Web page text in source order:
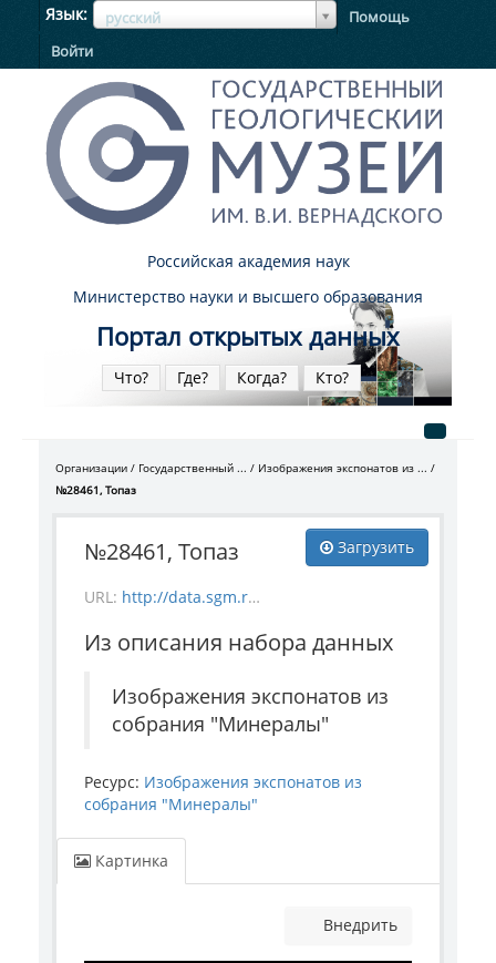
Язык русский
ЯзыкЯзык
Помощь
Войти
Российская академия наук
Министерство науки и высшего образования
Портал открытых данных
Что? Где? Когда? Кто?
Организации Государственный ...
Изображения экспонатов из ...
№28461, Топаз
Загрузить
№28461, Топаз
URL: http://data.sgm.ru/dataset/17744eed-27fa-4a9a-bc72-4e657fa570af/resource/3402f635-fb43-421a-8bd1-53765c18a420/download/mineral_28461.jpg
Из описания набора данных
Изображения экспонатов из
собрания "Минералы"
Ресурс: Изображения экспонатов из
собрания "Минералы"
Картинка
Внедрить